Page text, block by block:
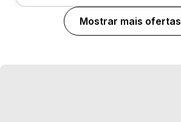
Mostrar mais ofertas